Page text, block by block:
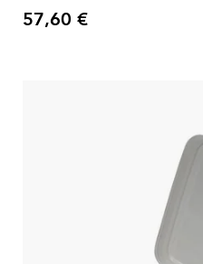
Preis
57,60 €